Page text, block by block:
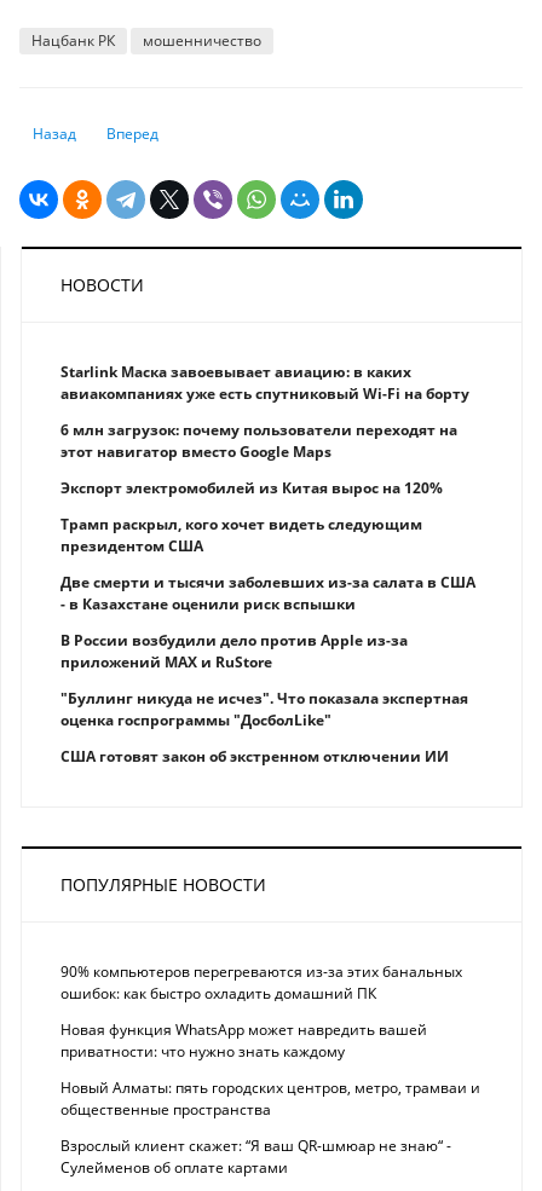
Нацбанк РК мошенничество
Предыдущий: Осторожно, теперь эти деньги нигде не примут
Назад Следующий: Переводы между родственниками и друзьями
Вперед
НОВОСТИ
Starlink Маска завоевывает авиацию: в каких
авиакомпаниях уже есть спутниковый Wi-Fi на борту
6 млн загрузок: почему пользователи переходят на
этот навигатор вместо Google Maps
Экспорт электромобилей из Китая вырос на 120%
Трамп раскрыл, кого хочет видеть следующим
президентом США
Две смерти и тысячи заболевших из-за салата в США
- в Казахстане оценили риск вспышки
В России возбудили дело против Apple из-за
приложений MAX и RuStore
"Буллинг никуда не исчез". Что показала экспертная
оценка госпрограммы "ДосболLike"
США готовят закон об экстренном отключении ИИ
ПОПУЛЯРНЫЕ НОВОСТИ
90% компьютеров перегреваются из-за этих банальных
ошибок: как быстро охладить домашний ПК
Новая функция WhatsApp может навредить вашей
приватности: что нужно знать каждому
Новый Алматы: пять городских центров, метро, трамваи и
общественные пространства
Взрослый клиент скажет: “Я ваш QR-шмюар не знаю“ -
Сулейменов об оплате картами